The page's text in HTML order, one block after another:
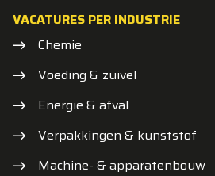
VACATURES PER INDUSTRIE
Chemie
Voeding & zuivel
Energie & afval
Verpakkingen & kunststof
Machine- & apparatenbouw